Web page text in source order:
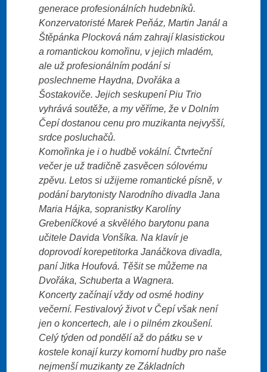
generace profesionálních hudebníků.
Konzervatoristé Marek Peňáz, Martin Janál a
Štěpánka Plocková nám zahrají klasistickou
a romantickou komořinu, v jejich mladém,
ale už profesionálním podání si
poslechneme Haydna, Dvořáka a
Šostakoviče. Jejich seskupení Piu Trio
vyhrává soutěže, a my věříme, že v Dolním
Čepí dostanou cenu pro muzikanta nejvyšší,
srdce posluchačů.
Komořinka je i o hudbě vokální. Čtvrteční
večer je už tradičně zasvěcen sólovému
zpěvu. Letos si užijeme romantické písně, v
podání barytonisty Narodního divadla Jana
Maria Hájka, sopranistky Karolíny
Grebeníčkové a skvělého barytonu pana
učitele Davida Vonšíka. Na klavír je
doprovodí korepetitorka Janáčkova divadla,
paní Jitka Houfová. Těšit se můžeme na
Dvořáka, Schuberta a Wagnera.
Koncerty začínají vždy od osmé hodiny
večerní. Festivalový život v Čepí však není
jen o koncertech, ale i o pilném zkoušení.
Celý týden od pondělí až do pátku se v
kostele konají kurzy komorní hudby pro naše
nejmenší muzikanty ze Základních